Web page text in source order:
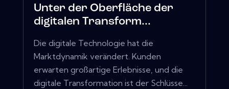
Unter der Oberfläche der
digitalen Transform...
Die digitale Technologie hat die
Marktdynamik verändert. Kunden
erwarten großartige Erlebnisse, und die
digitale Transformation ist der Schlüsse...